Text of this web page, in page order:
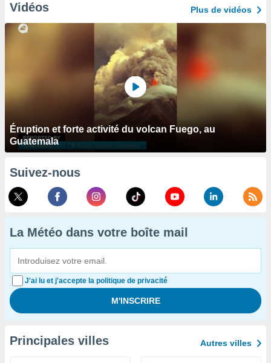
Vidéos Plus de vidéos
Éruption et forte activité du volcan Fuego, au
Guatemala
Suivez-nous
La Météo dans votre boîte mail
J'ai lu et j'accepte la politique de privacité
Principales villes Autres villes